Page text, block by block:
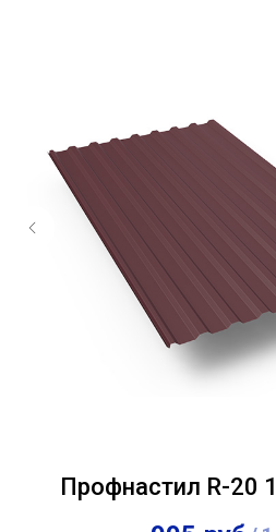
Профнастил R-20